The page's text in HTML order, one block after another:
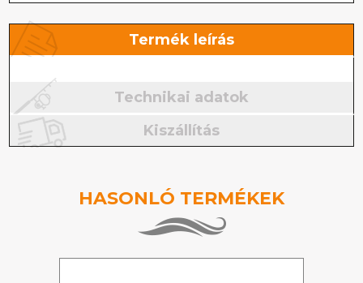
Termék leírás
Technikai adatok
Kiszállítás
HASONLÓ TERMÉKEK